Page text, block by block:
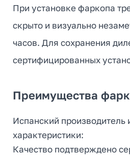
При установке фаркопа
скрыто и визуально
часов. Для сохранения
сертифицированных
Преимущества
Испанский
характеристики:
Качество подтверждено